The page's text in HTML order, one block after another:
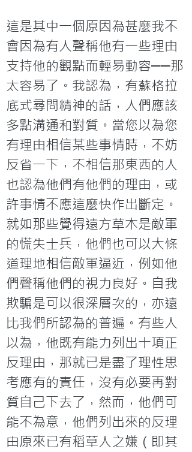
這是其中一個原因為甚麼我不
會因為有人聲稱他有一些理由
支持他的觀點而輕易動容──那
太容易了。我認為，有蘇格拉
底式尋問精神的話，人們應該
多點溝通和對質。當您以為您
有理由相信某些事情時，不妨
反省一下，不相信那東西的人
也認為他們有他們的理由，或
許事情不應這麼快作出斷定。
就如那些覺得遠方草木是敵軍
的慌失士兵，他們也可以大條
道理地相信敵軍逼近，例如他
們聲稱他們的視力良好。自我
欺騙是可以很深層次的，亦遠
比我們所認為的普遍。有些人
以為，他既有能力列出十項正
反理由，那就已是盡了理性思
考應有的責任，沒有必要再對
質自己下去了，然而，他們可
能不為意，他們列出來的反理
由原來已有稻草人之嫌（即其